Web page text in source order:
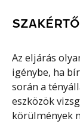
Az eljárás
igénybe, ha
során a
eszközök
körülmények